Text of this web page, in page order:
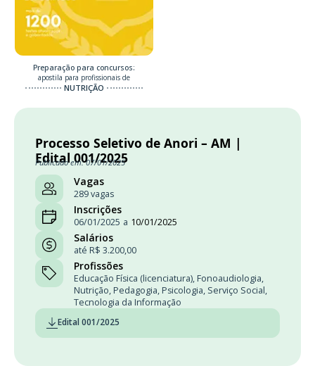
Preparação para concursos:
apostila para profissionais de
NUTRIÇÃO
Processo Seletivo de Anori – AM |
Edital 001/2025
Publicado em: 07/01/2025
Vagas
289 vagas
Inscrições
06/01/2025 a 10/01/2025
Salários
até R$ 3.200,00
Profissões
Educação Física (licenciatura), Fonoaudiologia,
Nutrição, Pedagogia, Psicologia, Serviço Social,
Tecnologia da Informação
Edital 001/2025